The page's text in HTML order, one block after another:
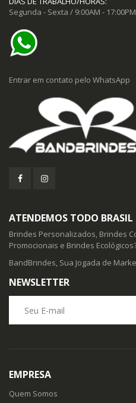
Segunda - Sexta / 9:00AM - 17:00PM
Entrar em contato pelo WhatsApp
ATENDEMOS TODO BRASIL
Brindes Personalizados, Brindes
Promocionais e Brindes
BandBrindes, Sua Jogada de
NEWSLETTER
EMPRESA
Quem Somos